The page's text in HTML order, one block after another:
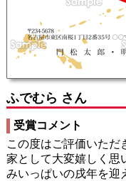
ふでむら さん
受賞コメント
この度はご評価いただ
家として大変嬉しく思
みいっぱいの戌年を迎